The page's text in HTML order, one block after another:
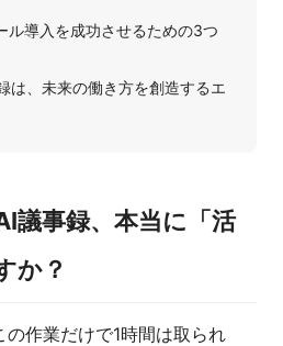
ル導入を成功させるための3つ
は、未来の働き方を創造するエ
議事録、本当に「活
か？
の作業だけで1時間は取られ